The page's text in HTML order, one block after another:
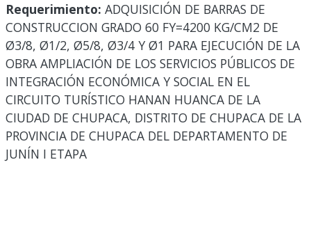
Requerimiento: ADQUISICIÓN DE BARRAS DE
CONSTRUCCION GRADO 60 FY=4200 KG/CM2 DE
Ø3/8, Ø1/2, Ø5/8, Ø3/4 Y Ø1 PARA EJECUCIÓN DE LA
OBRA AMPLIACIÓN DE LOS SERVICIOS PÚBLICOS DE
INTEGRACIÓN ECONÓMICA Y SOCIAL EN EL
CIRCUITO TURÍSTICO HANAN HUANCA DE LA
CIUDAD DE CHUPACA, DISTRITO DE CHUPACA DE LA
PROVINCIA DE CHUPACA DEL DEPARTAMENTO DE
JUNÍN I ETAPA